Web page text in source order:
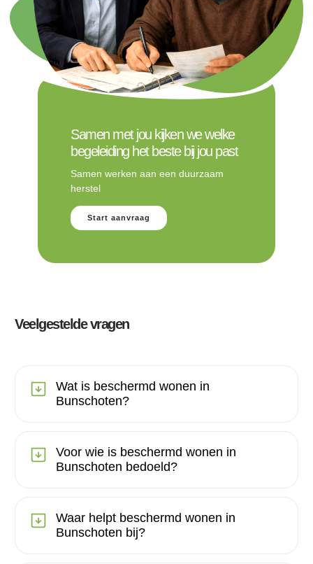
Samen met jou kijken we welke
begeleiding het beste bij jou past
Samen werken aan een duurzaam
herstel
Start aanvraag
Veelgestelde vragen
Wat is beschermd wonen in
Bunschoten?
Voor wie is beschermd wonen in
Bunschoten bedoeld?
Waar helpt beschermd wonen in
Bunschoten bij?